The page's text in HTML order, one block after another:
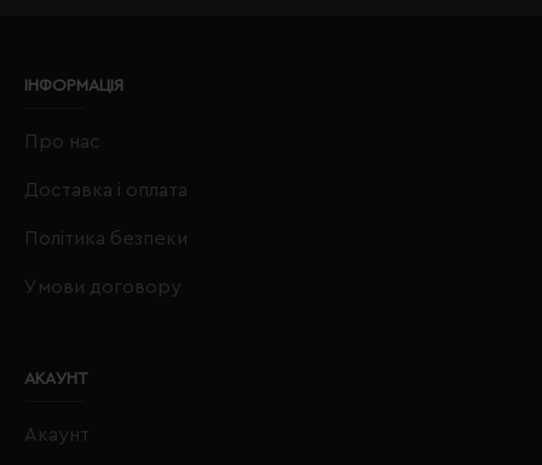
ІНФОРМАЦІЯ
Про нас
Доставка і оплата
Політика безпеки
Умови договору
АКАУНТ
Акаунт